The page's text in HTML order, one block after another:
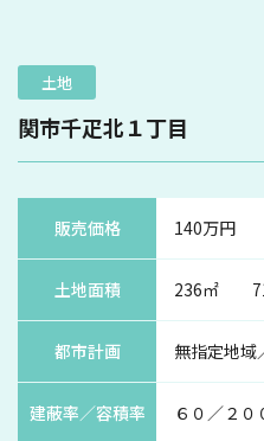
土地
関市千疋北１丁目
販売価格 140万円
土地面積 236㎡
都市計画 無指定地域
建蔽率／容積率 ６０／２０